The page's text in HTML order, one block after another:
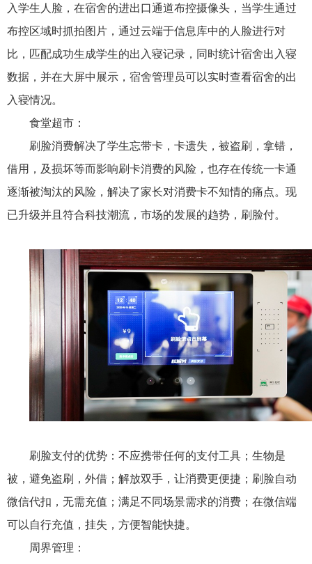
入学生人脸，在宿舍的进出口通道布控摄像头，当学生通过
布控区域时抓拍图片，通过云端于信息库中的人脸进行对
比，匹配成功生成学生的出入寝记录，同时统计宿舍出入寝
数据，并在大屏中展示，宿舍管理员可以实时查看宿舍的出
入寝情况。
食堂超市：
刷脸消费解决了学生忘带卡，卡遗失，被盗刷，拿错，
借用，及损坏等而影响刷卡消费的风险，也存在传统一卡通
逐渐被淘汰的风险，解决了家长对消费卡不知情的痛点。现
已升级并且符合科技潮流，市场的发展的趋势，刷脸付。
刷脸支付的优势：不应携带任何的支付工具；生物是
被，避免盗刷，外借；解放双手，让消费更便捷；刷脸自动
微信代扣，无需充值；满足不同场景需求的消费；在微信端
可以自行充值，挂失，方便智能快捷。
周界管理：